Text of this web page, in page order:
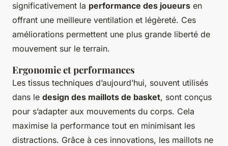
significativement la performance des joueurs en
offrant une meilleure ventilation et légèreté. Ces
améliorations permettent une plus grande liberté de
mouvement sur le terrain.
Ergonomie et performances
Les tissus techniques d’aujourd’hui, souvent utilisés
dans le design des maillots de basket, sont conçus
pour s’adapter aux mouvements du corps. Cela
maximise la performance tout en minimisant les
distractions. Grâce à ces innovations, les maillots ne